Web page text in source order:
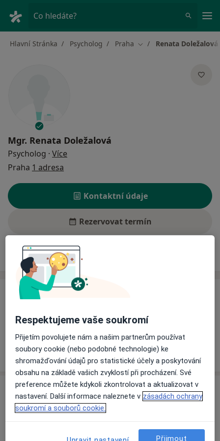
Co hledáte?
Hlavní Stránka Psycholog Praha Změna města
Renata Doležalová
Mgr. Renata Doležalová
Psycholog · Více
Praha 1 adresa
Kontaktní údaje
Rezervovat termín
Ceník Adresy
Ceník
Informace o službách a cenách nejsou k dispozici
Tento specialista ještě nepřidával žádné informace o
svých službách.
Adresa
Ordinace
Respektujeme vaše soukromí
Přijetím povolujete nám a našim partnerům používat
soubory cookie (nebo podobné technologie) ke
shromažďování údajů pro statistické účely a poskytování
obsahu na základě vašich zvyklostí při procházení. Své
preference můžete kdykoli zkontrolovat a aktualizovat v
nastavení. Další informace naleznete v zásadách ochrany
soukromí a souborů cookie.
Přijmout